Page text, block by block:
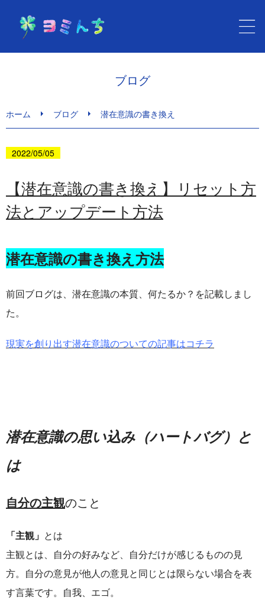
ブログ
お問い合わせ
ブログ
ホーム ブログ 潜在意識の書き換え
2022/05/05
【潜在意識の書き換え】リセット方
法とアップデート方法
潜在意識の書き換え方法
前回ブログは、潜在意識の本質、何たるか？を記載しまし
た。
現実を創り出す潜在意識のついての記事はコチラ
潜在意識の思い込み（ハートバグ）と
は
自分の主観のこと
「主観」 とは
主観とは、自分の好みなど、自分だけが感じるものの見
方。自分の意見が他人の意見と同じとは限らない場合を表
す言葉です。自我、エゴ。